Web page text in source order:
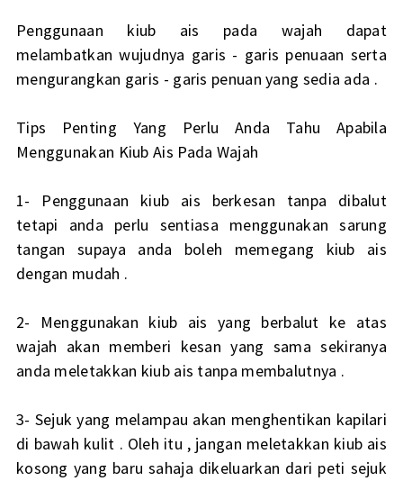
Penggunaan kiub ais pada wajah dapat
melambatkan wujudnya garis - garis penuaan serta
mengurangkan garis - garis penuan yang sedia ada .
Tips Penting Yang Perlu Anda Tahu Apabila
Menggunakan Kiub Ais Pada Wajah
1- Penggunaan kiub ais berkesan tanpa dibalut
tetapi anda perlu sentiasa menggunakan sarung
tangan supaya anda boleh memegang kiub ais
dengan mudah .
2- Menggunakan kiub ais yang berbalut ke atas
wajah akan memberi kesan yang sama sekiranya
anda meletakkan kiub ais tanpa membalutnya .
3- Sejuk yang melampau akan menghentikan kapilari
di bawah kulit . Oleh itu , jangan meletakkan kiub ais
kosong yang baru sahaja dikeluarkan dari peti sejuk